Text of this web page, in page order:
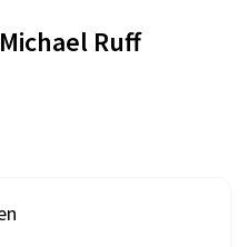
Ruff